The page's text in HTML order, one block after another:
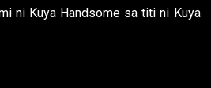
ni Kuya Handsome sa titi ni Kuya